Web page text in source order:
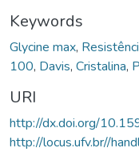
Keywords
Glycine max,
100, Davis, Cristalina,
URI
http://dx.doi.org/
http://locus.ufv.br//